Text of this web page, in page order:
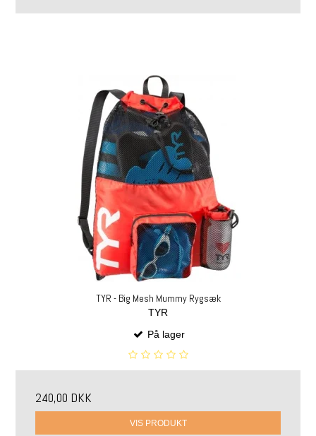
TYR - Big Mesh Mummy Rygsæk
TYR
På lager
240,00 DKK
VIS PRODUKT